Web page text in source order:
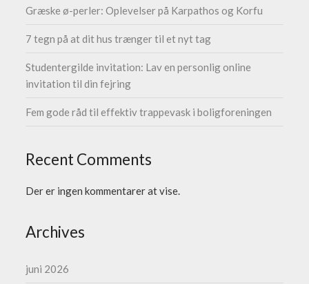
Græske ø-perler: Oplevelser på Karpathos og Korfu
7 tegn på at dit hus trænger til et nyt tag
Studentergilde invitation: Lav en personlig online
invitation til din fejring
Fem gode råd til effektiv trappevask i boligforeningen
Recent Comments
Der er ingen kommentarer at vise.
Archives
juni 2026